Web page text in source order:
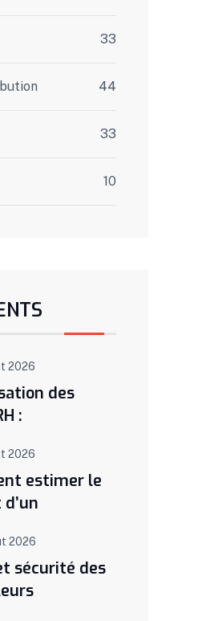
33
44
33
10
2026
des
:
2026
estimer le
2026
sécurité des